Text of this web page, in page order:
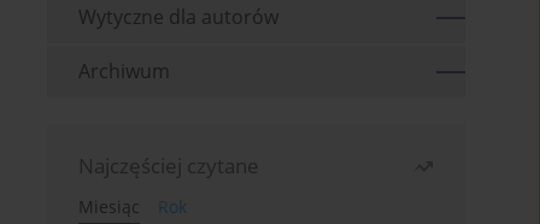
Wytyczne dla autorów
Archiwum
Najczęściej czytane
Miesiąc
Rok